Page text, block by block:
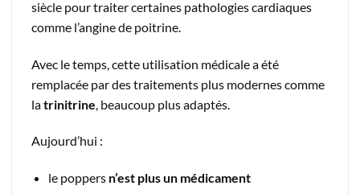
siècle pour traiter certaines pathologies cardiaques
comme l’angine de poitrine.
Avec le temps, cette utilisation médicale a été
remplacée par des traitements plus modernes comme
latrinitrine , beaucoup plus adaptés.
Aujourd’hui :
le poppers n’est plus un médicament